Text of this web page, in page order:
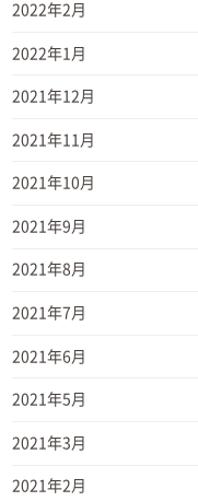
2022年2月
2022年1月
2021年12月
2021年11月
2021年10月
2021年9月
2021年8月
2021年7月
2021年6月
2021年5月
2021年3月
2021年2月